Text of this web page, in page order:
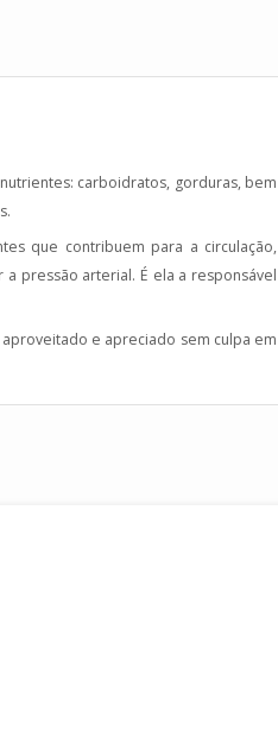
carboidratos, gorduras, bem
que contribuem para a circulação,
pressão arterial. É ela a responsável
e apreciado sem culpa em